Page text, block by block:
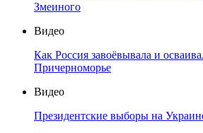
Змеиного
Видео
Как Россия завоёвывала и
Причерноморье
Видео
Президентские выборы на